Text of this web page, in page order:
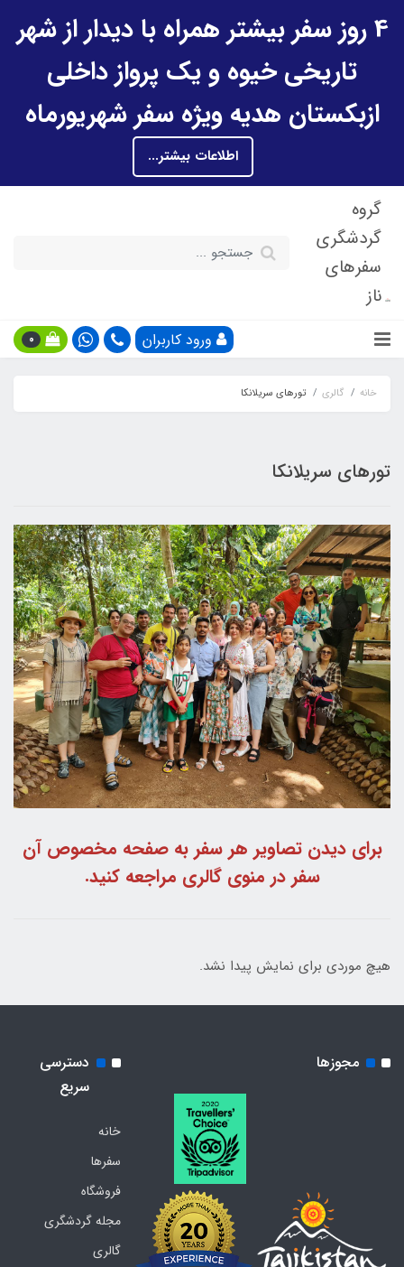
4 روز سفر بیشتر همراه با دیدار از شهر
تاریخی خیوه و یک پرواز داخلی
ازبکستان هدیه ویژه سفر شهریورماه
اطلاعات بیشتر...
گروه
گردشگری
سفرهای
ناز
ورود کاربران 0
خانه گالری تورهای سریلانکا
تورهای سریلانکا
برای دیدن تصاویر هر سفر به صفحه مخصوص آن
سفر در منوی گالری مراجعه کنید.
هیچ موردی برای نمایش پیدا نشد.
مجوزها
دسترسی
سریع
خانه
سفرها
فروشگاه
مجله گردشگری
گالری